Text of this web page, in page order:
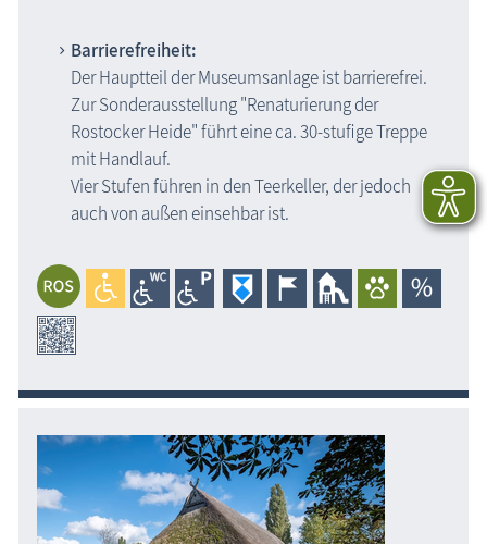
Barrierefreiheit:
Der Hauptteil der Museumsanlage ist barrierefrei.
Zur Sonderausstellung "Renaturierung der
Rostocker Heide" führt eine ca. 30-stufige Treppe
mit Handlauf.
Vier Stufen führen in den Teerkeller, der jedoch
auch von außen einsehbar ist.